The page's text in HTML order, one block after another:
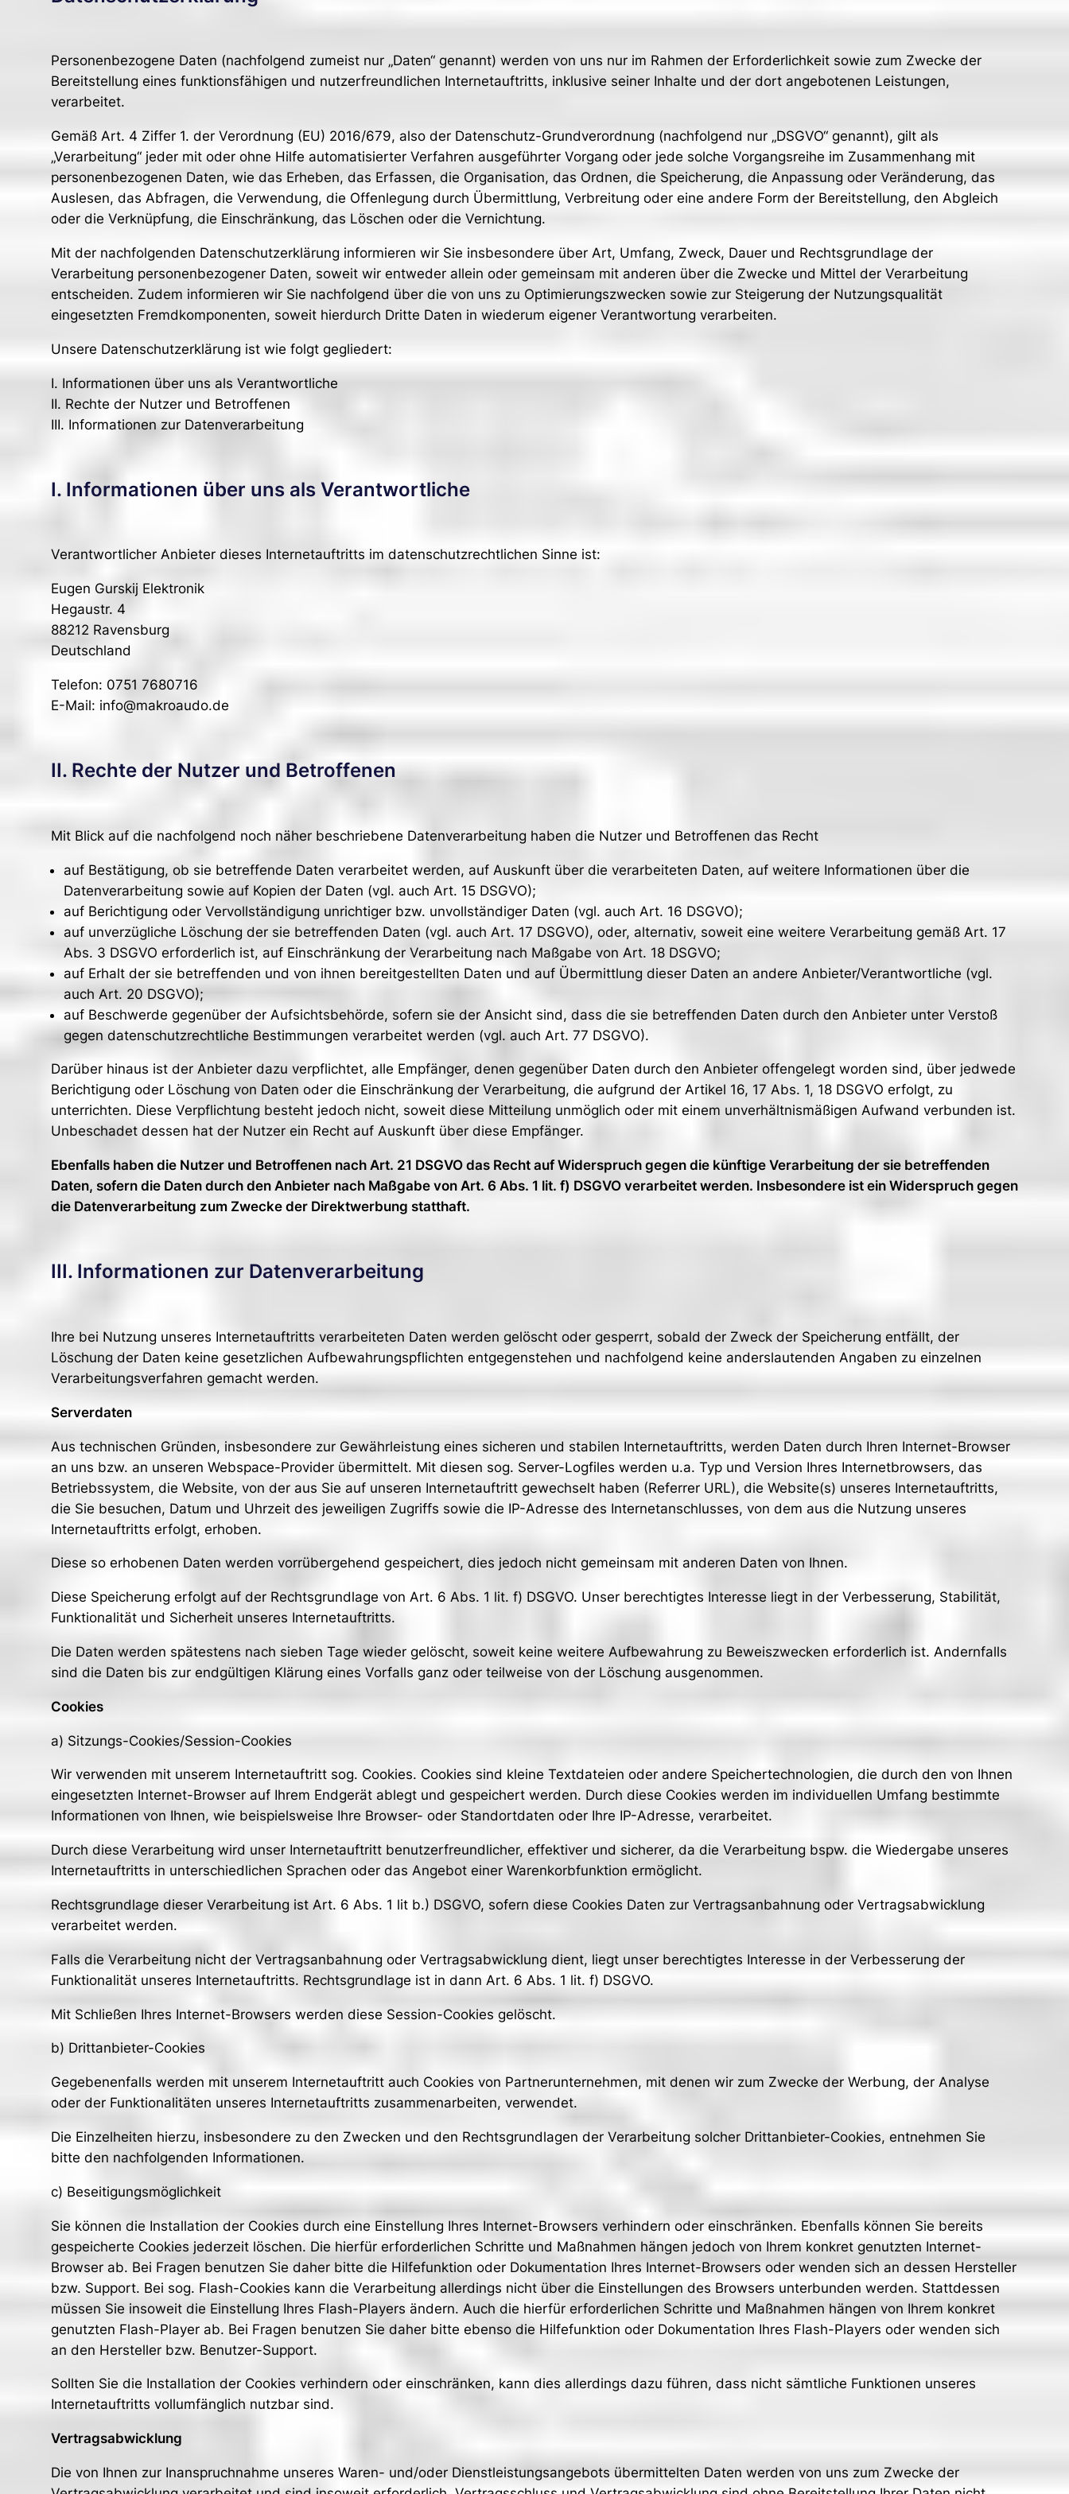
Personenbezogene Daten (nachfolgend zumeist nur „Daten“ genannt) werden von uns nur im Rahmen der Erforderlichkeit sowie zum Zwecke der
Bereitstellung eines funktionsfähigen und nutzerfreundlichen Internetauftritts, inklusive seiner Inhalte und der dort angebotenen Leistungen,
verarbeitet.
Gemäß Art. 4 Ziffer 1. der Verordnung (EU) 2016/679, also der Datenschutz-Grundverordnung (nachfolgend nur „DSGVO“ genannt), gilt als
„Verarbeitung“ jeder mit oder ohne Hilfe automatisierter Verfahren ausgeführter Vorgang oder jede solche Vorgangsreihe im Zusammenhang mit
personenbezogenen Daten, wie das Erheben, das Erfassen, die Organisation, das Ordnen, die Speicherung, die Anpassung oder Veränderung, das
Auslesen, das Abfragen, die Verwendung, die Offenlegung durch Übermittlung, Verbreitung oder eine andere Form der Bereitstellung, den Abgleich
oder die Verknüpfung, die Einschränkung, das Löschen oder die Vernichtung.
Mit der nachfolgenden Datenschutzerklärung informieren wir Sie insbesondere über Art, Umfang, Zweck, Dauer und Rechtsgrundlage der
Verarbeitung personenbezogener Daten, soweit wir entweder allein oder gemeinsam mit anderen über die Zwecke und Mittel der Verarbeitung
entscheiden. Zudem informieren wir Sie nachfolgend über die von uns zu Optimierungszwecken sowie zur Steigerung der Nutzungsqualität
eingesetzten Fremdkomponenten, soweit hierdurch Dritte Daten in wiederum eigener Verantwortung verarbeiten.
Unsere Datenschutzerklärung ist wie folgt gegliedert:
I. Informationen über uns als Verantwortliche
II. Rechte der Nutzer und Betroffenen
III. Informationen zur Datenverarbeitung
I. Informationen über uns als Verantwortliche
Verantwortlicher Anbieter dieses Internetauftritts im datenschutzrechtlichen Sinne ist:
Eugen Gurskij Elektronik
Hegaustr. 4
88212 Ravensburg
Deutschland
Telefon: 0751 7680716
E-Mail: info@makroaudo.de
II. Rechte der Nutzer und Betroffenen
Mit Blick auf die nachfolgend noch näher beschriebene Datenverarbeitung haben die Nutzer und Betroffenen das Recht
auf Bestätigung, ob sie betreffende Daten verarbeitet werden, auf Auskunft über die verarbeiteten Daten, auf weitere Informationen über die
Datenverarbeitung sowie auf Kopien der Daten (vgl. auch Art. 15 DSGVO);
auf Berichtigung oder Vervollständigung unrichtiger bzw. unvollständiger Daten (vgl. auch Art. 16 DSGVO);
auf unverzügliche Löschung der sie betreffenden Daten (vgl. auch Art. 17 DSGVO), oder, alternativ, soweit eine weitere Verarbeitung gemäß Art. 17
Abs. 3 DSGVO erforderlich ist, auf Einschränkung der Verarbeitung nach Maßgabe von Art. 18 DSGVO;
auf Erhalt der sie betreffenden und von ihnen bereitgestellten Daten und auf Übermittlung dieser Daten an andere Anbieter/Verantwortliche (vgl.
auch Art. 20 DSGVO);
auf Beschwerde gegenüber der Aufsichtsbehörde, sofern sie der Ansicht sind, dass die sie betreffenden Daten durch den Anbieter unter Verstoß
gegen datenschutzrechtliche Bestimmungen verarbeitet werden (vgl. auch Art. 77 DSGVO).
Darüber hinaus ist der Anbieter dazu verpflichtet, alle Empfänger, denen gegenüber Daten durch den Anbieter offengelegt worden sind, über jedwede
Berichtigung oder Löschung von Daten oder die Einschränkung der Verarbeitung, die aufgrund der Artikel 16, 17 Abs. 1, 18 DSGVO erfolgt, zu
unterrichten. Diese Verpflichtung besteht jedoch nicht, soweit diese Mitteilung unmöglich oder mit einem unverhältnismäßigen Aufwand verbunden ist.
Unbeschadet dessen hat der Nutzer ein Recht auf Auskunft über diese Empfänger.
Ebenfalls haben die Nutzer und Betroffenen nach Art. 21 DSGVO das Recht auf Widerspruch gegen die künftige Verarbeitung der sie betreffenden
Daten, sofern die Daten durch den Anbieter nach Maßgabe von Art. 6 Abs. 1 lit. f) DSGVO verarbeitet werden. Insbesondere ist ein Widerspruch gegen
die Datenverarbeitung zum Zwecke der Direktwerbung statthaft.
III. Informationen zur Datenverarbeitung
Ihre bei Nutzung unseres Internetauftritts verarbeiteten Daten werden gelöscht oder gesperrt, sobald der Zweck der Speicherung entfällt, der
Löschung der Daten keine gesetzlichen Aufbewahrungspflichten entgegenstehen und nachfolgend keine anderslautenden Angaben zu einzelnen
Verarbeitungsverfahren gemacht werden.
Serverdaten
Aus technischen Gründen, insbesondere zur Gewährleistung eines sicheren und stabilen Internetauftritts, werden Daten durch Ihren Internet-Browser
an uns bzw. an unseren Webspace-Provider übermittelt. Mit diesen sog. Server-Logfiles werden u.a. Typ und Version Ihres Internetbrowsers, das
Betriebssystem, die Website, von der aus Sie auf unseren Internetauftritt gewechselt haben (Referrer URL), die Website(s) unseres Internetauftritts,
die Sie besuchen, Datum und Uhrzeit des jeweiligen Zugriffs sowie die IP-Adresse des Internetanschlusses, von dem aus die Nutzung unseres
Internetauftritts erfolgt, erhoben.
Diese so erhobenen Daten werden vorrübergehend gespeichert, dies jedoch nicht gemeinsam mit anderen Daten von Ihnen.
Diese Speicherung erfolgt auf der Rechtsgrundlage von Art. 6 Abs. 1 lit. f) DSGVO. Unser berechtigtes Interesse liegt in der Verbesserung, Stabilität,
Funktionalität und Sicherheit unseres Internetauftritts.
Die Daten werden spätestens nach sieben Tage wieder gelöscht, soweit keine weitere Aufbewahrung zu Beweiszwecken erforderlich ist. Andernfalls
sind die Daten bis zur endgültigen Klärung eines Vorfalls ganz oder teilweise von der Löschung ausgenommen.
Cookies
a) Sitzungs-Cookies/Session-Cookies
Wir verwenden mit unserem Internetauftritt sog. Cookies. Cookies sind kleine Textdateien oder andere Speichertechnologien, die durch den von Ihnen
eingesetzten Internet-Browser auf Ihrem Endgerät ablegt und gespeichert werden. Durch diese Cookies werden im individuellen Umfang bestimmte
Informationen von Ihnen, wie beispielsweise Ihre Browser- oder Standortdaten oder Ihre IP-Adresse, verarbeitet.
Durch diese Verarbeitung wird unser Internetauftritt benutzerfreundlicher, effektiver und sicherer, da die Verarbeitung bspw. die Wiedergabe unseres
Internetauftritts in unterschiedlichen Sprachen oder das Angebot einer Warenkorbfunktion ermöglicht.
Rechtsgrundlage dieser Verarbeitung ist Art. 6 Abs. 1 lit b.) DSGVO, sofern diese Cookies Daten zur Vertragsanbahnung oder Vertragsabwicklung
verarbeitet werden.
Falls die Verarbeitung nicht der Vertragsanbahnung oder Vertragsabwicklung dient, liegt unser berechtigtes Interesse in der Verbesserung der
Funktionalität unseres Internetauftritts. Rechtsgrundlage ist in dann Art. 6 Abs. 1 lit. f) DSGVO.
Mit Schließen Ihres Internet-Browsers werden diese Session-Cookies gelöscht.
b) Drittanbieter-Cookies
Gegebenenfalls werden mit unserem Internetauftritt auch Cookies von Partnerunternehmen, mit denen wir zum Zwecke der Werbung, der Analyse
oder der Funktionalitäten unseres Internetauftritts zusammenarbeiten, verwendet.
Die Einzelheiten hierzu, insbesondere zu den Zwecken und den Rechtsgrundlagen der Verarbeitung solcher Drittanbieter-Cookies, entnehmen Sie
bitte den nachfolgenden Informationen.
c) Beseitigungsmöglichkeit
Sie können die Installation der Cookies durch eine Einstellung Ihres Internet-Browsers verhindern oder einschränken. Ebenfalls können Sie bereits
gespeicherte Cookies jederzeit löschen. Die hierfür erforderlichen Schritte und Maßnahmen hängen jedoch von Ihrem konkret genutzten Internet-
Browser ab. Bei Fragen benutzen Sie daher bitte die Hilfefunktion oder Dokumentation Ihres Internet-Browsers oder wenden sich an dessen Hersteller
bzw. Support. Bei sog. Flash-Cookies kann die Verarbeitung allerdings nicht über die Einstellungen des Browsers unterbunden werden. Stattdessen
müssen Sie insoweit die Einstellung Ihres Flash-Players ändern. Auch die hierfür erforderlichen Schritte und Maßnahmen hängen von Ihrem konkret
genutzten Flash-Player ab. Bei Fragen benutzen Sie daher bitte ebenso die Hilfefunktion oder Dokumentation Ihres Flash-Players oder wenden sich
an den Hersteller bzw. Benutzer-Support.
Sollten Sie die Installation der Cookies verhindern oder einschränken, kann dies allerdings dazu führen, dass nicht sämtliche Funktionen unseres
Internetauftritts vollumfänglich nutzbar sind.
Vertragsabwicklung
Die von Ihnen zur Inanspruchnahme unseres Waren- und/oder Dienstleistungsangebots übermittelten Daten werden von uns zum Zwecke der